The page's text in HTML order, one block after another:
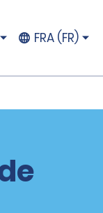
FRA (FR)